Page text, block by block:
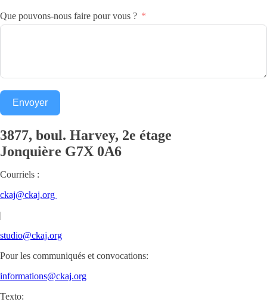
Que pouvons-nous faire pour vous ?
Envoyer
3877, boul. Harvey, 2e étage
Jonquière G7X 0A6
Courriels :
ckaj@ckaj.org
|
studio@ckaj.org
Pour les communiqués et convocations:
informations@ckaj.org
Texto: